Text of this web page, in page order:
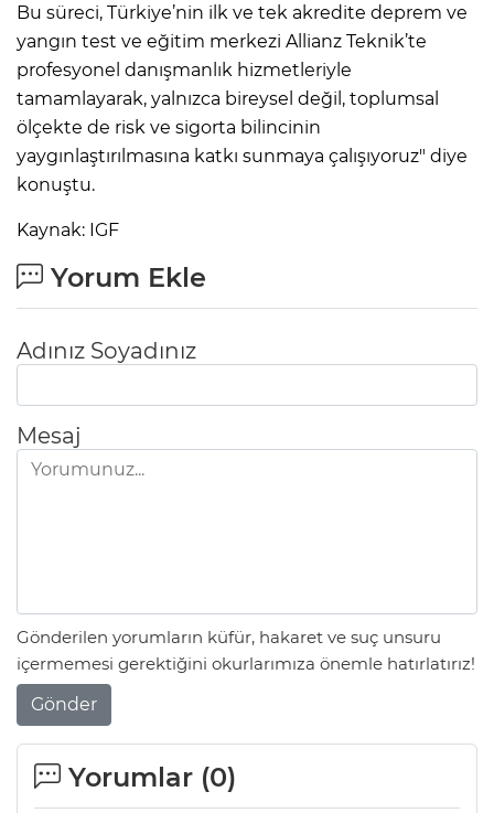
Bu süreci, Türkiye’nin ilk ve tek akredite deprem ve
yangın test ve eğitim merkezi Allianz Teknik’te
profesyonel danışmanlık hizmetleriyle
tamamlayarak, yalnızca bireysel değil, toplumsal
ölçekte de risk ve sigorta bilincinin
yaygınlaştırılmasına katkı sunmaya çalışıyoruz" diye
konuştu.
Kaynak: IGF
Yorum Ekle
Adınız Soyadınız
Mesaj
Gönderilen yorumların küfür, hakaret ve suç unsuru
içermemesi gerektiğini okurlarımıza önemle hatırlatırız!
Gönder
Yorumlar (0)